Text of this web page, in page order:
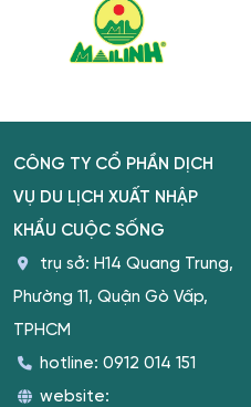
CÔNG TY CỔ PHẦN DỊCH
VỤ DU LỊCH XUẤT NHẬP
KHẨU CUỘC SỐNG
trụ sở: H14 Quang Trung,
Phường 11, Quận Gò Vấp,
TPHCM
hotline: 0912 014 151
website: